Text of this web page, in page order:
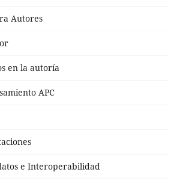
Autores
en la autoría
APC
e Interoperabilidad